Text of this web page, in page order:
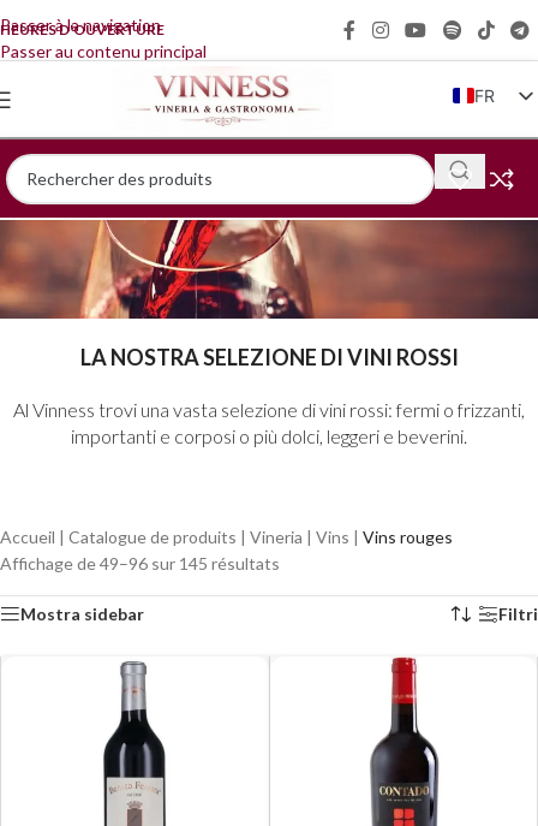
Passer à la navigation
Passer au contenu principal
HEURES D'OUVERTURE
FR
IT
EN
DE
LA NOSTRA SELEZIONE DI VINI ROSSI
Al Vinness trovi una vasta selezione di vini rossi: fermi o frizzanti,
importanti e corposi o più dolci, leggeri e beverini.
Accueil | Catalogue de produits | Vineria | Vins | Vins rouges
Affichage de 49–96 sur 145 résultats
Mostra sidebar Filtri